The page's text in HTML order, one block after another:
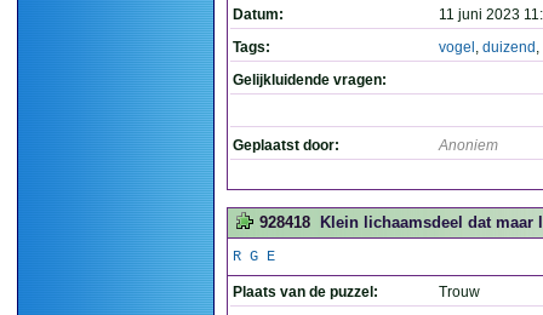
Datum:
11 juni 2023
Tags:
vogel , duizend ,
Gelijkluidende vragen:
Geplaatst door: Anoniem
928418 Klein lichaamsdeel dat maar
R G E
Plaats van de puzzel:
Trouw